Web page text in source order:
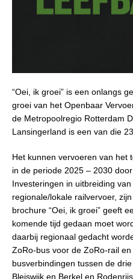
“Oei, ik groei” is een onlangs
groei van het Openbaar
de Metropoolregio Rotterdam
Lansingerland is een van die
Het kunnen vervoeren van het
in de periode 2025 – 2030
Investeringen in uitbreiding
regionale/lokale railvervoer,
brochure “Oei, ik groei” geeft
komende tijd gedaan moet
daarbij regionaal gedacht
ZoRo-bus voor de ZoRo-rail
busverbindingen tussen de
Bleiswijk en Berkel en Rodenrijs.